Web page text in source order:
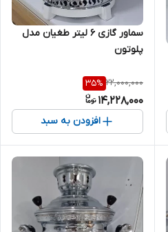
سماور گازی 6 لیتر طغیان مدل
پلوتون
22,000,000
35%
14,228,000
افزودن به سبد